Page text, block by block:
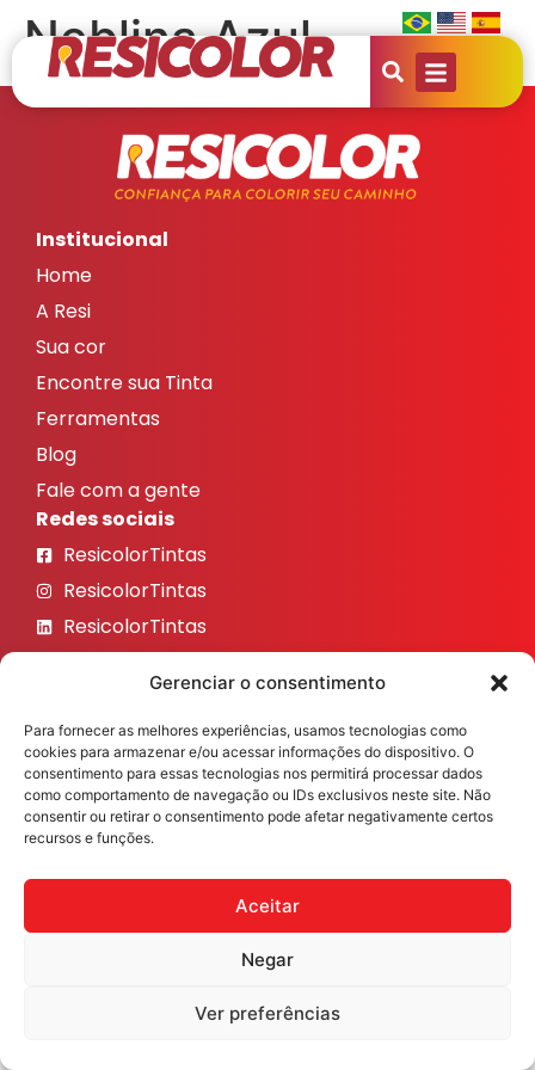
Gerenciar o consentimento
Para fornecer as melhores experiências, usamos tecnologias como
cookies para armazenar e/ou acessar informações do dispositivo. O
consentimento para essas tecnologias nos permitirá processar dados
como comportamento de navegação ou IDs exclusivos neste site. Não
consentir ou retirar o consentimento pode afetar negativamente certos
recursos e funções.
Aceitar
Negar
Ver preferências
Neblina Azul
Institucional
Home
A Resi
Sua cor
Encontre sua Tinta
Ferramentas
Blog
Fale com a gente
Redes sociais
ResicolorTintas
ResicolorTintas
ResicolorTintas
ResicolorTintas
ResicolorTintas
Veja nosso Instagram
Desenvolvido porFast Digital 360